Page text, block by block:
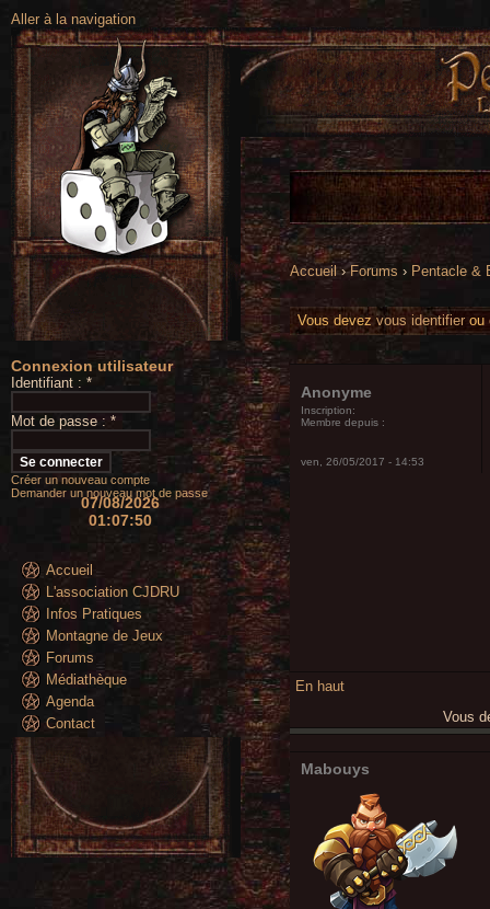
Aller à la navigation
Connexion utilisateur
Identifiant : *
Mot de passe : *
Créer un nouveau compte
Demander un nouveau mot de passe
07/08/2026
01:07:51
Accueil
L'association CJDRU
Infos Pratiques
Montagne de Jeux
Forums
Médiathèque
Agenda
Contact
Accueil›Forums › Pentacle &
Vous devez vous identifier ou
Anonyme
Inscription:
Membre depuis :
ven, 26/05/2017 - 14:53
En haut
Vous
Mabouys